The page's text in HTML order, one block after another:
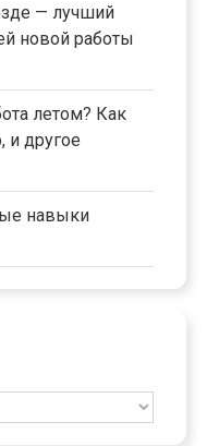
— лучший
новой работы
летом? Как
и другое
навыки